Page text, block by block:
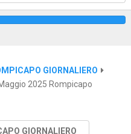
GIORNALIERO
2025 Rompicapo
GIORNALIERO